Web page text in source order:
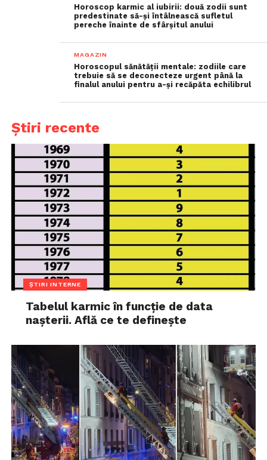
Horoscop karmic al iubirii: două zodii sunt
predestinate să-și întâlnească sufletul
pereche înainte de sfârșitul anului
MAGAZIN
Horoscopul sănătății mentale: zodiile care
trebuie să se deconecteze urgent până la
finalul anului pentru a-și recăpăta echilibrul
Știri recente
ȘTIRI INTERNE
Tabelul karmic în funcție de data
nașterii. Află ce te definește